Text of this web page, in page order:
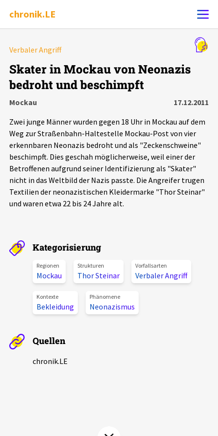
chronik.LE
Chronik
Leipziger Zustände
Schlaglichter
Phänomene
Alle Beiträge
Veranstaltungen
Pressemitteilungen
Podcasts
Projektbeschreibung
Kontakt
Spenden
chronik.LE in der Presse
Verbaler Angriff
Skater in Mockau von Neonazis
bedroht und beschimpft
Mockau
17.12.2011
Zwei junge Männer wurden gegen 18 Uhr in Mockau auf dem
Weg zur Straßenbahn-Haltestelle Mockau-Post von vier
erkennbaren Neonazis bedroht und als "Zeckenschweine"
beschimpft. Dies geschah möglicherweise, weil einer der
Betroffenen aufgrund seiner Identifizierung als "Skater"
nicht in das Weltbild der Nazis passte. Die Angreifer trugen
Textilien der neonazistischen Kleidermarke "Thor Steinar"
und waren etwa 22 bis 24 Jahre alt.
Kategorisierung
Regionen
Mockau
Strukturen
Thor Steinar
Vorfallsarten
Verbaler Angriff
Kontexte
Bekleidung
Phänomene
Neonazismus
Quellen
chronik.LE
Alle Ereignisse
7502 Ereignisse
Ereignisse Statistik